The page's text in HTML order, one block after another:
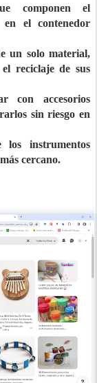
componen el
el contenedor
un solo material,
reciclaje de sus
con accesorios
sin riesgo en
los instrumentos
cercano.